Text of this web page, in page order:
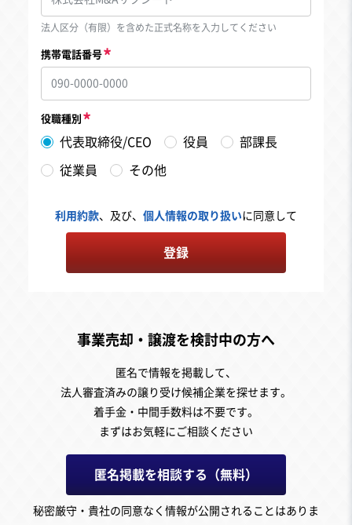
法人区分（有限）を含めた正式名称を入力してください
携帯電話番号
役職種別
代表取締役/CEO 役員 部課長
従業員 その他
利用約款、及び、 個人情報の取り扱いに同意して
登録
事業売却・譲渡を検討中の方へ
匿名で情報を掲載して、
法人審査済みの譲り受け候補企業を探せます。
着手金・中間手数料は不要です。
まずはお気軽にご相談ください
匿名掲載を相談する（無料）
秘密厳守・貴社の同意なく情報が公開されることはありま